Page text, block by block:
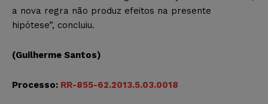
a nova regra não produz efeitos na presente
hipótese”, concluiu.
(Guilherme Santos)
Processo: RR-855-62.2013.5.03.0018